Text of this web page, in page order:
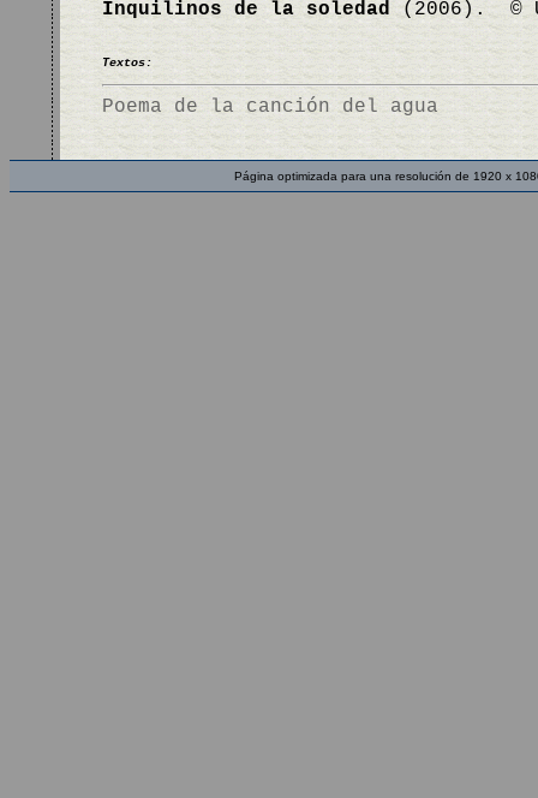
Inquilinos de la soledad (2006). ©
Textos:
Poema de la canción del agua
Página optimizada para una resolución de 1920 x